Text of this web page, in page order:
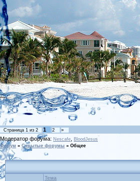
Страница 1 из 2 1 2 »
Модератор форума: Nescafe
BloodJesus
Форум » Скрытые форумы » Общее
Тема